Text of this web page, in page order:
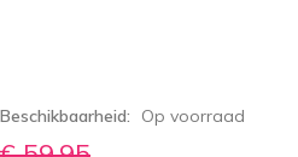
Beschikbaarheid: Op voorraad